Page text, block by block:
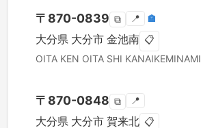
〒 870-0839 ⧉ 📍 🏣
大分県 大分市 金池南 📋
OITA KEN OITA SHI KANAIKEMINAMI
〒 870-0848 ⧉ 📍
大分県 大分市 賀来北 📋